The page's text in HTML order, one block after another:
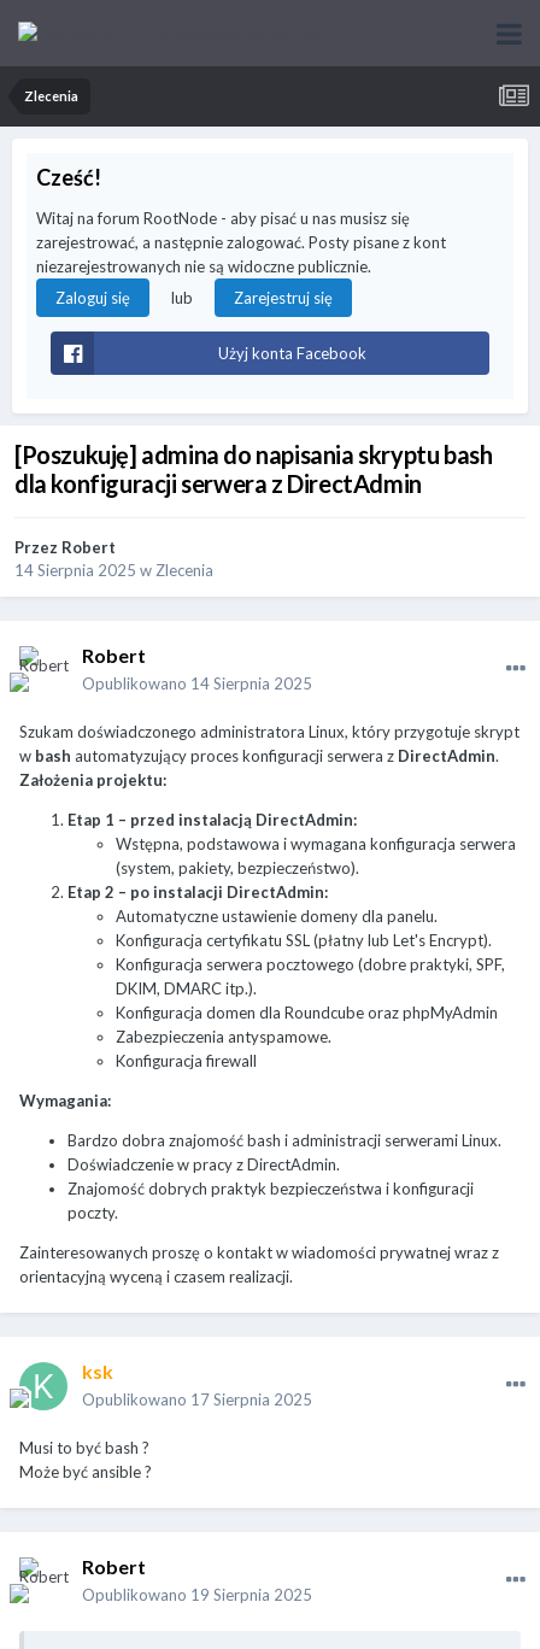
Zlecenia
Cześć!
Witaj na forum RootNode - aby pisać u nas musisz się
zarejestrować, a następnie zalogować. Posty pisane z kont
niezarejestrowanych nie są widoczne publicznie.
Zaloguj się
lub Zarejestruj się
Użyj konta Facebook
[Poszukuję] admina do napisania skryptu bash
dla konfiguracji serwera z DirectAdmin
Przez Robert
14 Sierpnia 2025 wZlecenia
Robert
Opublikowano 14 Sierpnia 2025
Szukam doświadczonego administratora Linux, który przygotuje skrypt
w bash automatyzujący proces konfiguracji serwera z DirectAdmin.
Założenia projektu:
Etap 1 – przed instalacją DirectAdmin:
Wstępna, podstawowa i wymagana konfiguracja serwera
(system, pakiety, bezpieczeństwo).
Etap 2 – po instalacji DirectAdmin:
Automatyczne ustawienie domeny dla panelu.
Konfiguracja certyfikatu SSL (płatny lub Let's Encrypt).
Konfiguracja serwera pocztowego (dobre praktyki, SPF,
DKIM, DMARC itp.).
Konfiguracja domen dla Roundcube oraz phpMyAdmin
Zabezpieczenia antyspamowe.
Konfiguracja firewall
Wymagania:
Bardzo dobra znajomość bash i administracji serwerami Linux.
Doświadczenie w pracy z DirectAdmin.
Znajomość dobrych praktyk bezpieczeństwa i konfiguracji
poczty.
Zainteresowanych proszę o kontakt w wiadomości prywatnej wraz z
orientacyjną wyceną i czasem realizacji.
ksk
Opublikowano 17 Sierpnia 2025
Musi to być bash ?
Może być ansible ?
Robert
Opublikowano 19 Sierpnia 2025